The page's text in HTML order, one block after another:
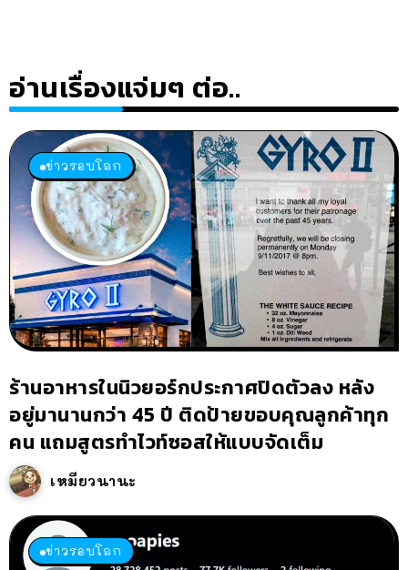
อ่านเรื่องแจ่มๆ ต่อ..
ข่าวรอบโลก
ร้านอาหารในนิวยอร์กประกาศปิดตัวลง หลัง
อยู่มานานกว่า 45 ปี ติดป้ายขอบคุณลูกค้าทุก
คน แถมสูตรทำไวท์ซอสให้แบบจัดเต็ม
เหมียวนานะ
ข่าวรอบโลก